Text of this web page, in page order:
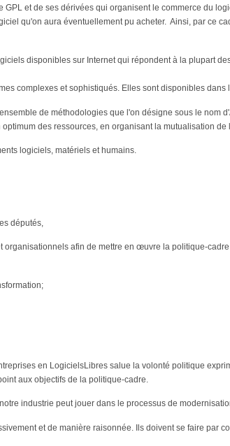
et de ses dérivées qui organisent le commerce du
qu'on aura éventuellement pu acheter. Ainsi, par ce
disponibles sur Internet qui répondent à la plupart
complexes et sophistiqués. Elles sont disponibles dans
de méthodologies que l'on désigne sous le nom
des ressources, en organisant la mutualisation de
logiciels, matériels et humains.
députés,
afin de mettre en œuvre la politique-
en LogicielsLibres salue la volonté politique
aux objectifs de la politique-cadre.
industrie peut jouer dans le processus de
et de manière raisonnée. Ils doivent se faire par